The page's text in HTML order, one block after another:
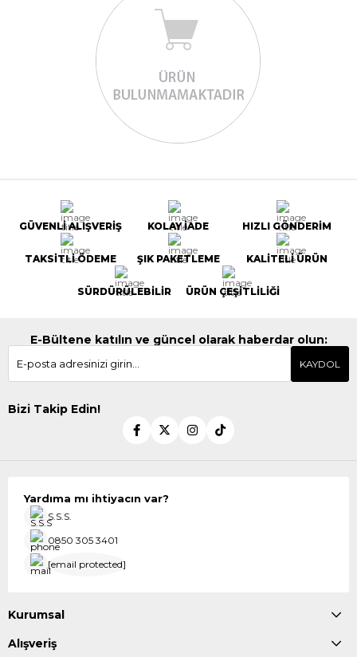
GÜVENLİ ALIŞVERİŞ KOLAY İADE HIZLI GÖNDERİM
TAKSİTLİ ÖDEME ŞIK PAKETLEME KALİTELİ ÜRÜN
SÜRDÜRÜLEBİLİR ÜRÜN ÇEŞİTLİLİĞİ
E-Bültene katılın ve güncel olarak haberdar olun:
KAYDOL
Bizi Takip Edin!
Yardıma mı ihtiyacın var?
S.S.S.
0850 305 3401
[email protected]
Kurumsal
Alışveriş